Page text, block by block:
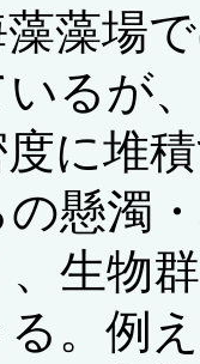
藻場
るが
に堆
懸濁
生物
る。例